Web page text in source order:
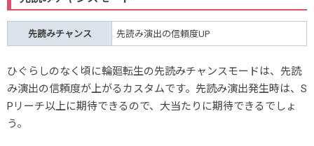
先読みチャンス 先読み演出の信頼度UP
ひぐらしのなく頃に輪廻転生の先読みチャンスモードは、先読
み演出の信頼度が上がるカスタムです。先読み演出発生時は、S
Pリーチ以上に期待できるので、大当たりに期待できるでしょ
う。